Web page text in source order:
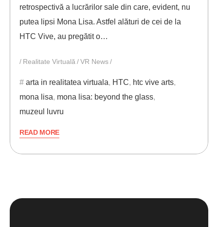
retrospectivă a lucrărilor sale din care, evident, nu
putea lipsi Mona Lisa. Astfel alături de cei de la
HTC Vive, au pregătit o…
Realitate Virtuală VR News
arta in realitatea virtuala, HTC, htc vive arts,
mona lisa, mona lisa: beyond the glass,
muzeul luvru
READ MORE